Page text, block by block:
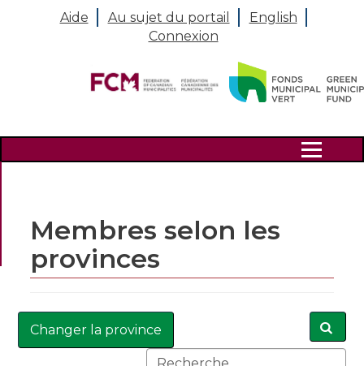
Aide Au sujet du portail
English
Connexion
Search
Membres selon les
provinces
Changer la province